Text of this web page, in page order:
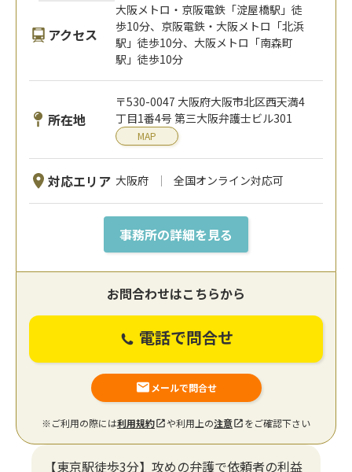
アクセス
大阪メトロ・京阪電鉄「淀屋橋駅」徒
歩10分、京阪電鉄・大阪メトロ「北浜
駅」徒歩10分、大阪メトロ「南森町
駅」徒歩10分
所在地
〒530-0047 大阪府大阪市北区西天満4
丁目1番4号 第三大阪弁護士ビル301
MAP
対応エリア 大阪府 全国オンライン対応可
事務所の詳細を見る
お問合わせはこちらから
電話で問合せ
メールで問合せ
※ご利用の際には利用規約 や利用上の注意 をご確認下さい
【東京駅徒歩3分】攻めの弁護で依頼者の利益